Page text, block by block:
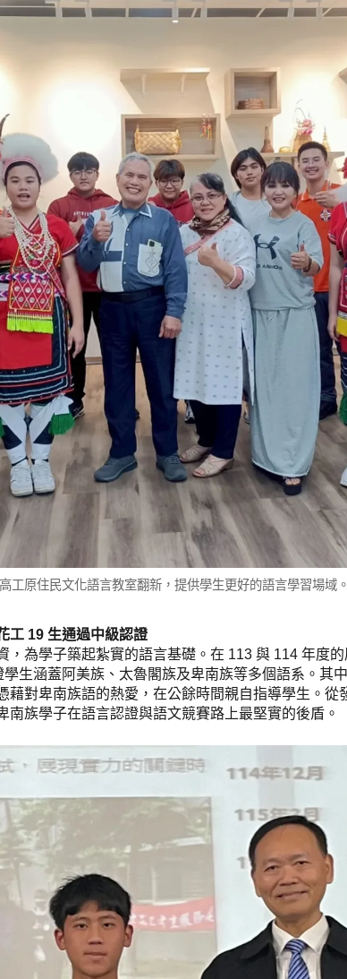
工原住民文化語言教室翻新，提供學生更好的語言學習場域。
工 19 生通過中級認證
，為學子築起紮實的語言基礎。在 113 與 114 年度
生涵蓋阿美族、太魯閣族及卑南族等多個語系。其
藉對卑南族語的熱愛，在公餘時間親自指導學生。從
族學子在語言認證與語文競賽路上最堅實的後盾。